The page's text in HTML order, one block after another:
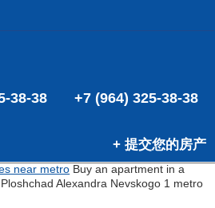
+7 (964) 325-38-38
38-38
+ 提交您的房产
near metro Buy an apartment in a
Alexandra Nevskogo 1 metro